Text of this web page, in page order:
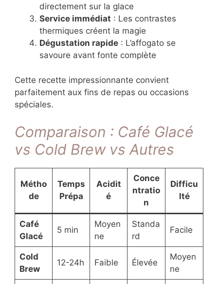
directement sur la glace
Service immédiat : Les contrastes
thermiques créent la magie
Dégustation rapide : L’affogato se
savoure avant fonte complète
Cette recette impressionnante convient
parfaitement aux fins de repas ou occasions
spéciales.
Comparaison : Café Glacé
vs Cold Brew vs Autres
Métho
de
Temps
Prépa
Acidit
é
Conce
ntratio
n
Difficu
lté
Café
Glacé
5 min
Moyen
ne
Standa
rd
Facile
Cold
Brew
12-24h Faible Élevée
Moyen
ne